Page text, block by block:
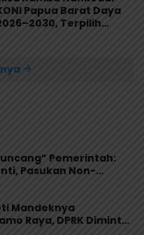
Papua Barat Daya
Terpilih
Pemerintah:
Pasukan Non-
Mandeknya
Raya, DPRK Diminta